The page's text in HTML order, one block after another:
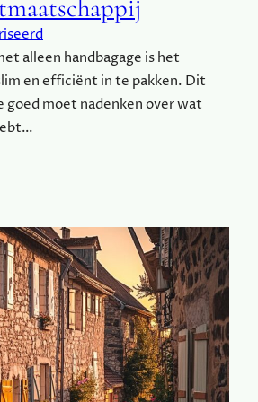
alleen handbagage is het
en efficiënt in te pakken. Dit
goed moet nadenken over wat